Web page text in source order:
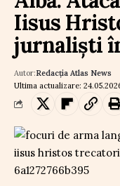
Iisus
jurnaliști
Ultima actualizare:
Autor:Redacția Atlas News